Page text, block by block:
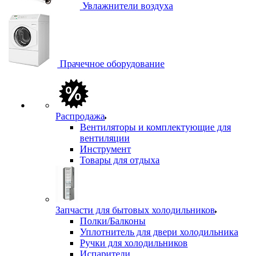
Увлажнители воздуха
Прачечное оборудование
Распродажа
Вентиляторы и комплектующие для
вентиляции
Инструмент
Товары для отдыха
Запчасти для бытовых холодильников
Полки/Балконы
Уплотнитель для двери холодильника
Ручки для холодильников
Испарители